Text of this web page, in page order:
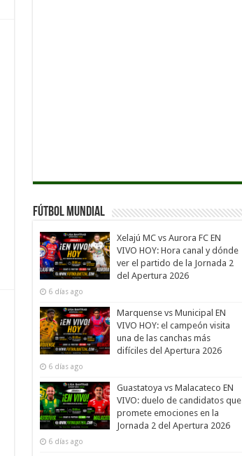
Fútbol Mundial
Xelajú MC vs Aurora FC EN
VIVO HOY: Hora canal y dónde
ver el partido de la Jornada 2
del Apertura 2026
6 días ago
Marquense vs Municipal EN
VIVO HOY: el campeón visita
una de las canchas más
difíciles del Apertura 2026
6 días ago
Guastatoya vs Malacateco EN
VIVO: duelo de candidatos que
promete emociones en la
Jornada 2 del Apertura 2026
6 días ago